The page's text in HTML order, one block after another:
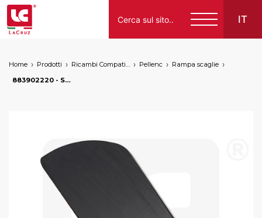
IT
Italiano
Home Prodotti Ricambi Compatibili per Vendemmiatrici a Marchio Pellenc
Rampa scaglie
883902220 - Scaglia DX Pellenc post 2006, markets: []string{"A", "B", "AU"}